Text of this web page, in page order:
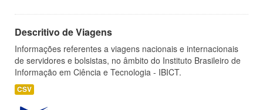
Descritivo de Viagens
Informações referentes a viagens nacionais e internacionais
de servidores e bolsistas, no âmbito do Instituto Brasileiro de
Informação em Ciência e Tecnologia - IBICT.
CSV